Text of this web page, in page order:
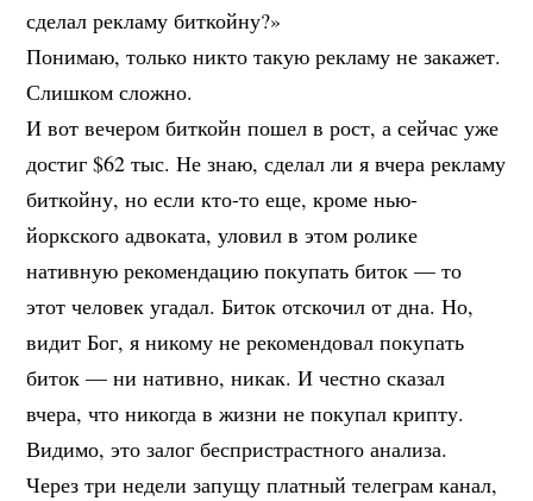
сделал рекламу биткойну?»
Понимаю, только никто такую рекламу не закажет.
Слишком сложно.
И вот вечером биткойн пошел в рост, а сейчас уже
достиг $62 тыс. Не знаю, сделал ли я вчера рекламу
биткойну, но если кто-то еще, кроме нью-
йоркского адвоката, уловил в этом ролике
нативную рекомендацию покупать биток — то
этот человек угадал. Биток отскочил от дна. Но,
видит Бог, я никому не рекомендовал покупать
биток — ни нативно, никак. И честно сказал
вчера, что никогда в жизни не покупал крипту.
Видимо, это залог беспристрастного анализа.
Через три недели запущу платный телеграм канал,